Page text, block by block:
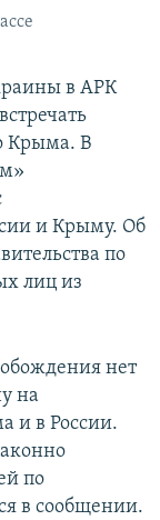
в АРК
Крыма. В
и Крыму. Об
по
лиц из
нет
на
и в России.
по
в сообщении.